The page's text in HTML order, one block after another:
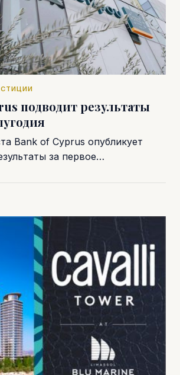
подводит результаты
Bank of Cyprus опубликует
за первое…